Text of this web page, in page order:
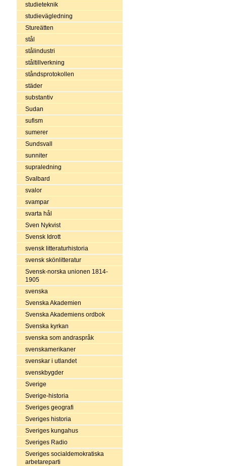
studieteknik
studievägledning
Stureätten
stål
stålindustri
ståltillverkning
ståndsprotokollen
städer
substantiv
Sudan
sufism
sumerer
Sundsvall
sunniter
supraledning
Svalbard
svalor
svampar
svarta hål
Sven Nykvist
Svensk Idrott
svensk litteraturhistoria
svensk skönlitteratur
Svensk-norska unionen 1814-
1905
svenska
Svenska Akademien
Svenska Akademiens ordbok
Svenska kyrkan
svenska som andraspråk
svenskamerikaner
svenskar i utlandet
svenskbygder
Sverige
Sverige-historia
Sveriges geografi
Sveriges historia
Sveriges kungahus
Sveriges Radio
Sveriges socialdemokratiska
arbetareparti